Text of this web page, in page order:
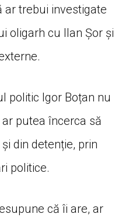
ar trebui investigate
oligarh cu Ilan Șor și
politic Igor Boțan nu
putea încerca să
din detenție, prin
politice.
că îi are, ar